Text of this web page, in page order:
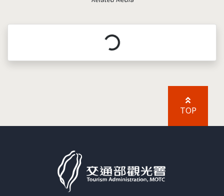
載入中...
TOP